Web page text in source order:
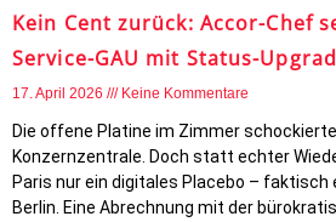
Kein Cent zurück: Accor-Chef
Service-GAU mit Status-
17. April 2026 Keine Kommentare
Die offene Platine im Zimmer
Konzernzentrale. Doch statt echter
Paris nur ein digitales Placebo – faktisch
Berlin. Eine Abrechnung mit der